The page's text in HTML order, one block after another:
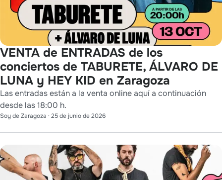
VENTA de ENTRADAS de los
conciertos de TABURETE, ÁLVARO DE
LUNA y HEY KID en Zaragoza
Las entradas están a la venta online aquí a continuación
desde las 18:00 h.
Soy de Zaragoza · 25 de junio de 2026